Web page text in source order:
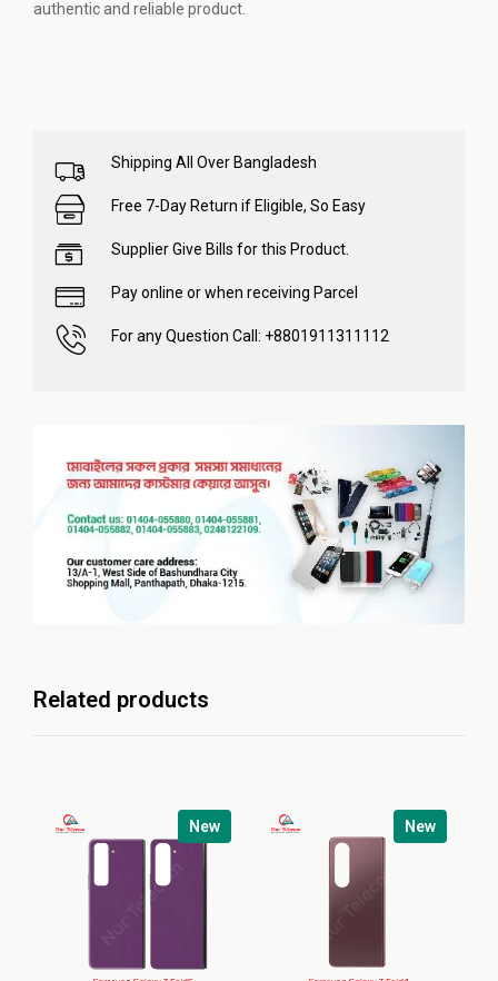
authentic and reliable product.
Shipping All Over Bangladesh
Free 7-Day Return if Eligible, So Easy
Supplier Give Bills for this Product.
Pay online or when receiving Parcel
For any Question Call: +8801911311112
Related products
New New